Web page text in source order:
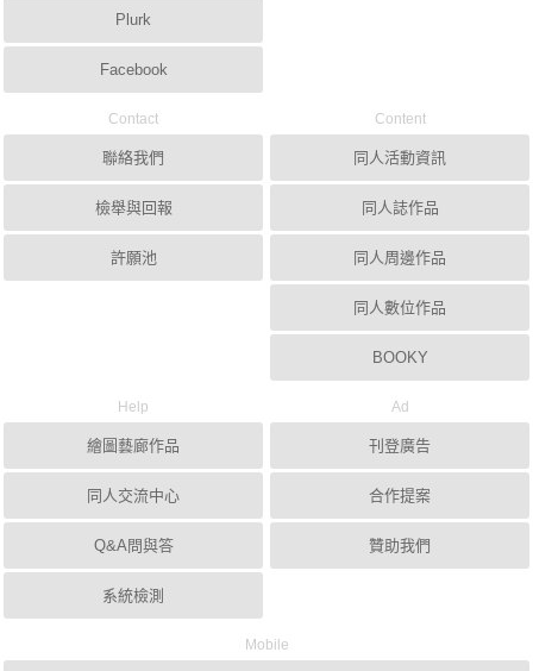
Plurk
Facebook
Contact
聯絡我們
檢舉與回報
許願池
Content
同人活動資訊
同人誌作品
同人周邊作品
同人數位作品
BOOKY
Help
繪圖藝廊作品
同人交流中心
Q&A問與答
系統檢測
Ad
刊登廣告
合作提案
贊助我們
Mobile